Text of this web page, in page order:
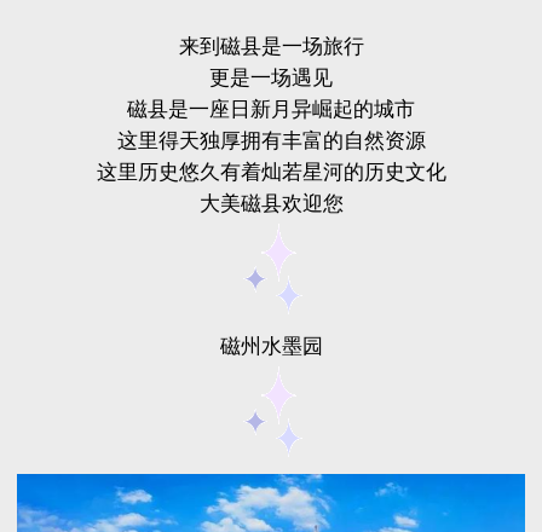
来到磁县是一场旅行
更是一场遇见
磁县是一座日新月异崛起的城市
这里得天独厚拥有丰富的自然资源
这里历史悠久有着灿若星河的历史文化
大美磁县欢迎您
磁州水墨园